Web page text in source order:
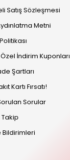
Satış Sözleşmesi
Metni
Özel İndirim Kuponları
Şartları
Kartı Fırsatı!
Sorular
Bildirimleri